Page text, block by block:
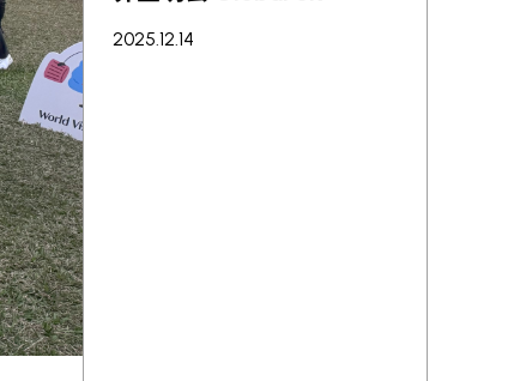
2025.12.14